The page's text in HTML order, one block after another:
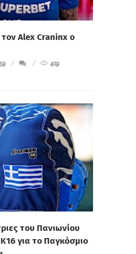
Alex Craninx ο
419
του Πανιωνίου
για το Παγκόσμιο